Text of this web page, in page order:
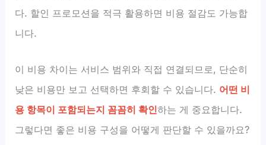
다. 할인 프로모션을 적극 활용하면 비용 절감도 가능합
니다.
이 비용 차이는 서비스 범위와 직접 연결되므로, 단순히
낮은 비용만 보고 선택하면 후회할 수 있습니다. 어떤 비
용 항목이 포함되는지 꼼꼼히 확인하는 게 중요합니다.
그렇다면 좋은 비용 구성을 어떻게 판단할 수 있을까요?